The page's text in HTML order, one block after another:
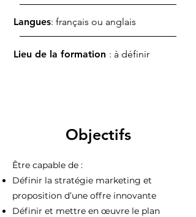
Langues: français ou anglais
Lieu de la formation : à définir
Être capable de :​
Définir la stratégie marketing et
proposition d’une offre innovante ​
Définir et mettre en œuvre le plan
Objectifs